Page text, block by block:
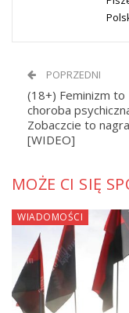
POPRZEDNI
(18+) Feminizm to
choroba
Zobaczcie to
[WIDEO]
MOŻE CI SIĘ
WIADOMOŚCI